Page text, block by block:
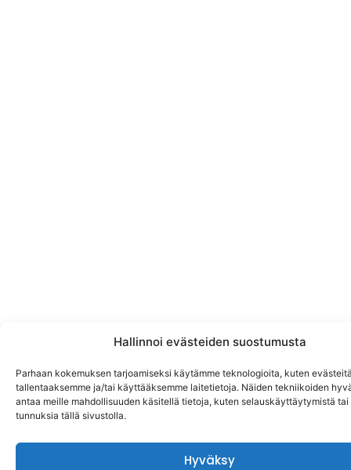
Hallinnoi evästeiden suostumusta
Parhaan kokemuksen tarjoamiseksi käytämme teknologioita, kuten
tallentaaksemme ja/tai käyttääksemme laitetietoja. Näiden tekniikoiden
antaa meille mahdollisuuden käsitellä tietoja, kuten selauskäyttäytymistä
tunnuksia tällä sivustolla.
Hyväksy